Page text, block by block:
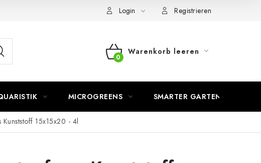
Login Registrieren
WARENKORB
Warenkorb leeren
MICROGREENS SMARTER GARTEN
Kunststoff 15x15x20 - 4l